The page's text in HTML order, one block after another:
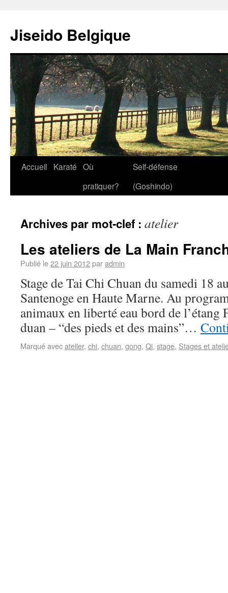
Jiseido Belgique
Accueil Karaté Où
pratiquer?
Self-défense
(Goshindo)
Archives par mot-clef : atelier
Les ateliers de La Main
Publié le22 juin 2012paradmin
Stage de Tai Chi Chuan du samedi 18
Santenoge en Haute Marne. Au
animaux en liberté eau bord de
duan – “des pieds et des mains”…
Marqué avecatelier, chi, chuan, gong, Qi, stage, Stages et